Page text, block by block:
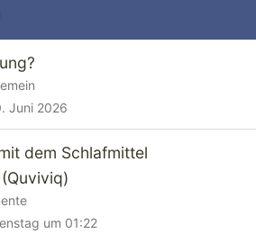
Juni 2026
dem Schlafmittel
um 01:22